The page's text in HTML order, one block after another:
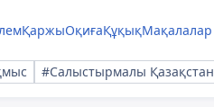
ҚаржыОқиғаҚұқықМақалалар
#Салыстырмалы Қазақстан